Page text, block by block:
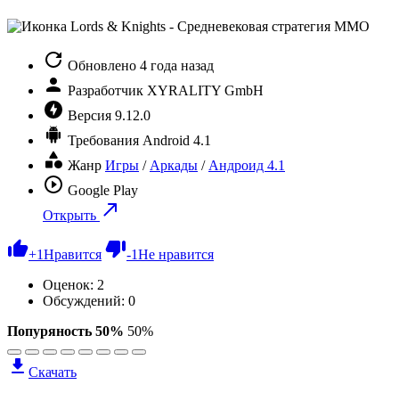
Обновлено 4 года назад
Разработчик XYRALITY GmbH
Версия 9.12.0
Требования Android 4.1
Жанр Игры / Аркады / Андроид 4.1
Google Play
Открыть
+1Нравится -1Не нравится
Оценок: 2
Обсуждений: 0
Попуряность 50% 50%
Скачать